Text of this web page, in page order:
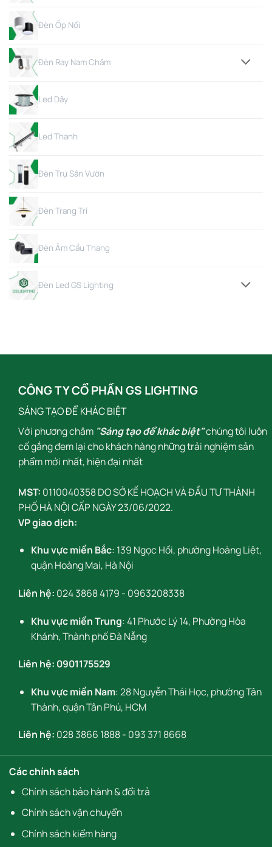
Đèn Ốp Nổi
Đèn Ray Nam Châm
Led Dây
Led Thanh
Đèn Trụ Sân Vườn
Đèn Trang Trí
Đèn Âm Cầu Thang
Đèn Led GS Lighting
CÔNG TY CỔ PHẦN GS LIGHTING
SÁNG TẠO ĐỂ KHÁC BIỆT
Với phương châm "Sáng tạo để khác biệt"chúng tôi luôn
cố gắng đem lại cho khách hàng những trải nghiệm sản
phẩm mới nhất, hiện đại nhất
MST: 0110040358 DO SỞ KẾ HOẠCH VÀ ĐẦU TƯ THÀNH
PHỐ HÀ NỘI CẤP NGÀY 23/06/2022.
VP giao dịch:
Khu vực miền Bắc: 139 Ngọc Hồi, phường Hoàng Liệt,
quận Hoàng Mai, Hà Nội
Liên hệ: 024 3868 4179 - 0963208338
Khu vực miền Trung: 41 Phước Lý 14, Phường Hòa
Khánh, Thành phố Đà Nẵng
Liên hệ: 0901175529
Khu vực miền Nam: 28 Nguyễn Thái Học, phường Tân
Thành, quận Tân Phú, HCM
Liên hệ: 028 3866 1888- 093 371 8668
Các chính sách
Chính sách bảo hành & đổi trả
Chính sách vận chuyển
Chính sách kiểm hàng